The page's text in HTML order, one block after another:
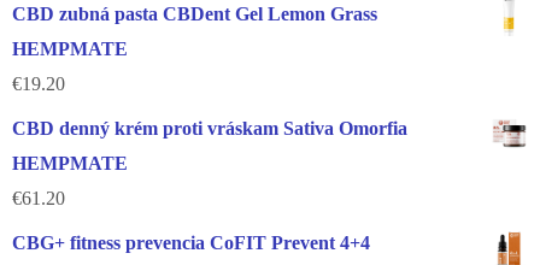
CBD zubná pasta CBDent Gel Lemon Grass
HEMPMATE
€19.20
CBD denný krém proti vráskam Sativa Omorfia
HEMPMATE
€61.20
CBG+ fitness prevencia CoFIT Prevent 4+4